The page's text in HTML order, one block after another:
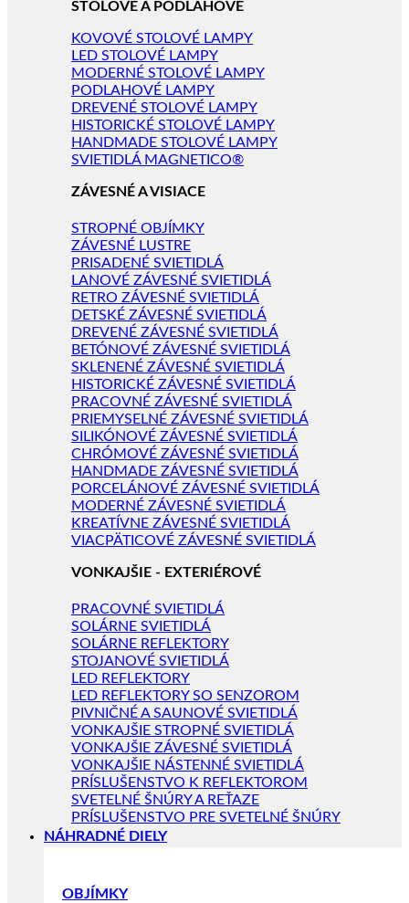
STOLOVÉ A PODLAHOVÉ
KOVOVÉ STOLOVÉ LAMPY
LED STOLOVÉ LAMPY
MODERNÉ STOLOVÉ LAMPY
PODLAHOVÉ LAMPY
DREVENÉ STOLOVÉ LAMPY
HISTORICKÉ STOLOVÉ LAMPY
HANDMADE STOLOVÉ LAMPY
SVIETIDLÁ MAGNETICO®
ZÁVESNÉ A VISIACE
STROPNÉ OBJÍMKY
ZÁVESNÉ LUSTRE
PRISADENÉ SVIETIDLÁ
LANOVÉ ZÁVESNÉ SVIETIDLÁ
RETRO ZÁVESNÉ SVIETIDLÁ
DETSKÉ ZÁVESNÉ SVIETIDLÁ
DREVENÉ ZÁVESNÉ SVIETIDLÁ
BETÓNOVÉ ZÁVESNÉ SVIETIDLÁ
SKLENENÉ ZÁVESNÉ SVIETIDLÁ
HISTORICKÉ ZÁVESNÉ SVIETIDLÁ
PRACOVNÉ ZÁVESNÉ SVIETIDLÁ
PRIEMYSELNÉ ZÁVESNÉ SVIETIDLÁ
SILIKÓNOVÉ ZÁVESNÉ SVIETIDLÁ
CHRÓMOVÉ ZÁVESNÉ SVIETIDLÁ
HANDMADE ZÁVESNÉ SVIETIDLÁ
PORCELÁNOVÉ ZÁVESNÉ SVIETIDLÁ
MODERNÉ ZÁVESNÉ SVIETIDLÁ
KREATÍVNE ZÁVESNÉ SVIETIDLÁ
VIACPÄTICOVÉ ZÁVESNÉ SVIETIDLÁ
VONKAJŠIE - EXTERIÉROVÉ
PRACOVNÉ SVIETIDLÁ
SOLÁRNE SVIETIDLÁ
SOLÁRNE REFLEKTORY
STOJANOVÉ SVIETIDLÁ
LED REFLEKTORY
LED REFLEKTORY SO SENZOROM
PIVNIČNÉ A SAUNOVÉ SVIETIDLÁ
VONKAJŠIE STROPNÉ SVIETIDLÁ
VONKAJŠIE ZÁVESNÉ SVIETIDLÁ
VONKAJŠIE NÁSTENNÉ SVIETIDLÁ
PRÍSLUŠENSTVO K REFLEKTOROM
SVETELNÉ ŠNÚRY A REŤAZE
PRÍSLUŠENSTVO PRE SVETELNÉ ŠNÚRY
NÁHRADNÉ DIELY
OBJÍMKY